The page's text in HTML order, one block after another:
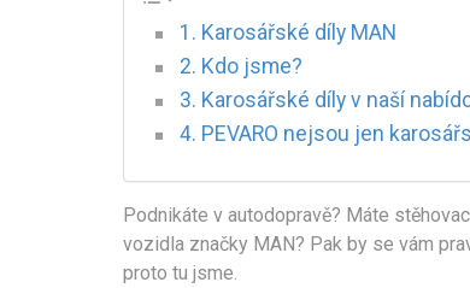
Karosářské díly MAN
Kdo jsme?
Karosářské díly v naší
PEVARO nejsou jen
Podnikáte v autodopravě? Máte
vozidla značky MAN? Pak by se vám
proto tu jsme.